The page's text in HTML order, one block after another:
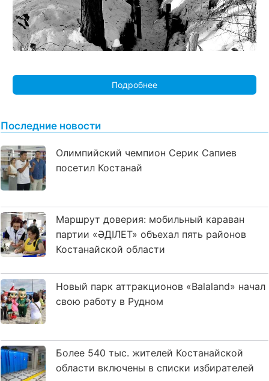
Подробнее
Последние новости
Олимпийский чемпион Серик Сапиев
посетил Костанай
Маршрут доверия: мобильный караван
партии «ӘДІЛЕТ» объехал пять районов
Костанайской области
Новый парк аттракционов «Balaland» начал
свою работу в Рудном
Более 540 тыс. жителей Костанайской
области включены в списки избирателей